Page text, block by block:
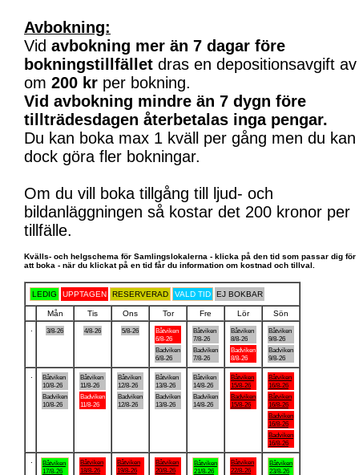
Avbokning:
Vid avbokning mer än 7 dagar före
bokningstillfället dras en depositionsavgift av
om 200 kr per bokning.
Vid avbokning mindre än 7 dygn före
tillträdesdagen återbetalas inga pengar.
Du kan boka max 1 kväll per gång men du kan
dock göra fler bokningar.
Om du vill boka tillgång till ljud- och
bildanläggningen så kostar det 200 kronor per
tillfälle.
Kvälls- och helgschema för Samlingslokalerna - klicka på den tid som passar dig för
att boka - när du klickat på en tid får du information om kostnad och tillval.
LEDIG UPPTAGEN RESERVERAD VALD TID EJ BOKBAR
Mån Tis Ons Tor Fre Lör
Sön
3/8-26 4/8-26 5/8-26
Båtviken
6/8-26
Badviken
6/8-26
Båtviken
7/8-26
Badviken
7/8-26
Båtviken
8/8-26
Badviken
8/8-26
Båtviken
9/8-26
Badviken
9/8-26
Båtviken
10/8-26
Badviken
10/8-26
Båtviken
11/8-26
Badviken
11/8-26
Båtviken
12/8-26
Badviken
12/8-26
Båtviken
13/8-26
Badviken
13/8-26
Båtviken
14/8-26
Badviken
14/8-26
Båtviken
15/8-26
Badviken
15/8-26
Båtviken
16/8-26
Båtviken
16/8-26
Badviken
16/8-26
Badviken
16/8-26
Båtviken
17/8-26
Båtviken
18/8-26
Båtviken
19/8-26
Båtviken
20/8-26
Båtviken
21/8-26
Båtviken
22/8-26
Båtviken
23/8-26